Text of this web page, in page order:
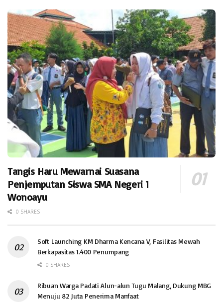
Tangis Haru Mewarnai Suasana
Penjemputan Siswa SMA Negeri 1
Wonoayu
0 SHARES
Soft Launching KM Dharma Kencana V, Fasilitas Mewah
Berkapasitas 1.400 Penumpang
0 SHARES
Ribuan Warga Padati Alun-alun Tugu Malang, Dukung MBG
Menuju 82 Juta Penerima Manfaat